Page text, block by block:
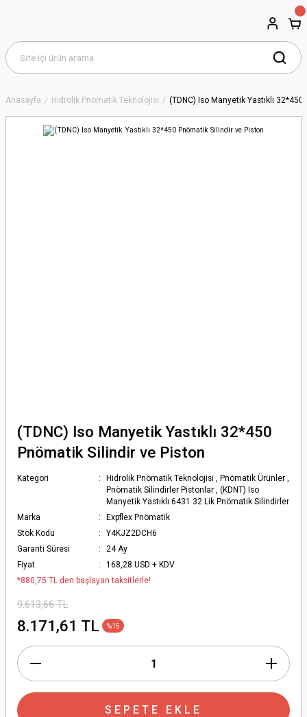
Anasayfa Hidrolik Pnömatik Teknolojisi (TDNC) Iso Manyetik Yastıklı
(TDNC) Iso Manyetik Yastıklı 32*450
Pnömatik Silindir ve Piston
Kategori Hidrolik Pnömatik Teknolojisi , Pnömatik Ürünler ,
Pnömatik Silindirler Pistonlar ,(KDNT) Iso
Manyetik Yastıklı 6431 32 Lik Pnömatik Silindirler
Marka
Expflex Pnömatik
Stok Kodu
Y4KJZ2DCH6
Garanti Süresi
24 Ay
Fiyat
168,28 USD + KDV
*880,75 TL den başlayan taksitlerle!
9.613,66 TL
8.171,61 TL %15
SEPETE EKLE